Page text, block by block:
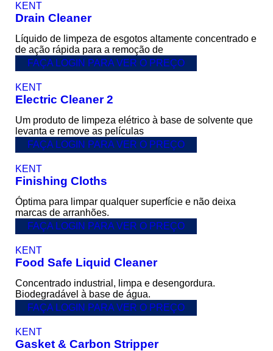
KENT
Drain Cleaner
Líquido de limpeza de esgotos altamente concentrado e
de ação rápida para a remoção de
FAÇA LOGIN PARA VER O PREÇO
KENT
Electric Cleaner 2
Um produto de limpeza elétrico à base de solvente que
levanta e remove as películas
FAÇA LOGIN PARA VER O PREÇO
KENT
Finishing Cloths
Óptima para limpar qualquer superfície e não deixa
marcas de arranhões.
FAÇA LOGIN PARA VER O PREÇO
KENT
Food Safe Liquid Cleaner
Concentrado industrial, limpa e desengordura.
Biodegradável à base de água.
FAÇA LOGIN PARA VER O PREÇO
KENT
Gasket & Carbon Stripper